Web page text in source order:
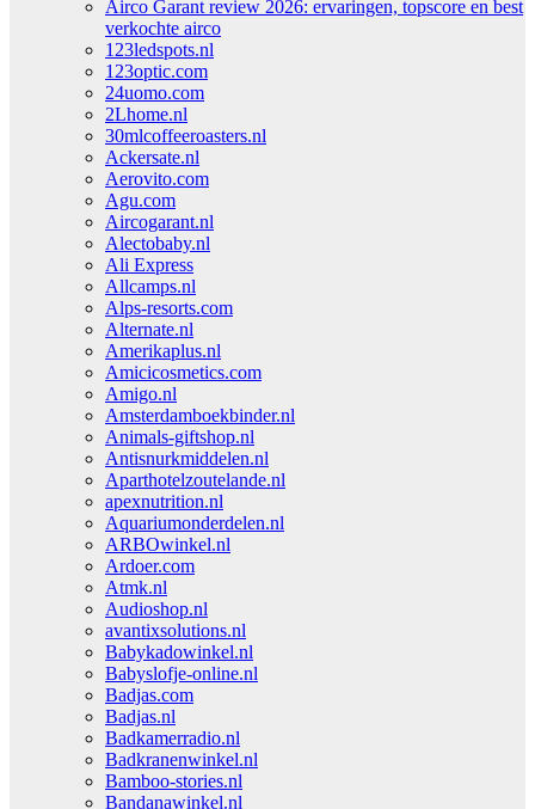
Airco Garant review 2026: ervaringen, topscore en best
verkochte airco
123ledspots.nl
123optic.com
24uomo.com
2Lhome.nl
30mlcoffeeroasters.nl
Ackersate.nl
Aerovito.com
Agu.com
Aircogarant.nl
Alectobaby.nl
Ali Express
Allcamps.nl
Alps-resorts.com
Alternate.nl
Amerikaplus.nl
Amicicosmetics.com
Amigo.nl
Amsterdamboekbinder.nl
Animals-giftshop.nl
Antisnurkmiddelen.nl
Aparthotelzoutelande.nl
apexnutrition.nl
Aquariumonderdelen.nl
ARBOwinkel.nl
Ardoer.com
Atmk.nl
Audioshop.nl
avantixsolutions.nl
Babykadowinkel.nl
Babyslofje-online.nl
Badjas.com
Badjas.nl
Badkamerradio.nl
Badkranenwinkel.nl
Bamboo-stories.nl
Bandanawinkel.nl